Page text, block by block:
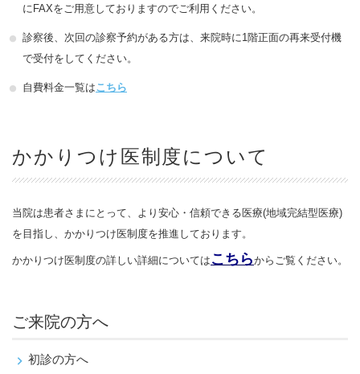
にFAXをご用意しておりますのでご利用ください。
診察後、次回の診察予約がある方は、来院時に1階正面の再来受付機
で受付をしてください。
自費料金一覧はこちら
かかりつけ医制度について
当院は患者さまにとって、より安心・信頼できる医療(地域完結型医療)
を目指し、かかりつけ医制度を推進しております。
かかりつけ医制度の詳しい詳細については こちらからご覧ください。
ご来院の方へ
初診の方へ